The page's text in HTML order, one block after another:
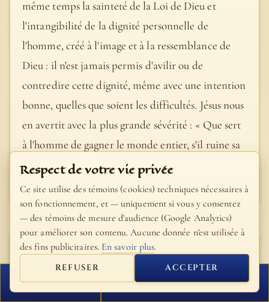
même temps la sainteté de la Loi de Dieu et
l'intangibilité de la dignité personnelle de
l'homme, créé à l'image et à la ressemblance de
Dieu : il n'est jamais permis d'avilir ou de
contredire cette dignité, même avec une intention
bonne, quelles que soient les difficultés. Jésus nous
en avertit avec la plus grande sévérité : « Que sert
à l'homme de gagner le monde entier, s'il ruine sa
propre viC ? » (Mc 8, 36).
- Veritatis splendor
Saint Jean
Chrysostome
Comme Notre-Seigneur avait dit: «Celui qui
FERMER PROCHAIN VERSET
Respect de votre vie privée
Ce site utilise des témoins (cookies) techniques nécessaires à
son fonctionnement, et — uniquement si vous y consentez
— des témoins de mesure d'audience (Google Analytics)
pour améliorer son contenu. Aucune donnée n'est utilisée à
des fins publicitaires. En savoir plus.
REFUSER ACCEPTER